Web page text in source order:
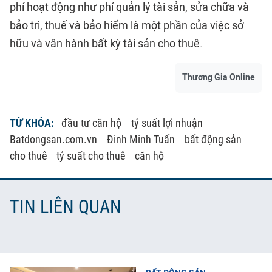
phí hoạt động như phí quản lý tài sản, sửa chữa và
bảo trì, thuế và bảo hiểm là một phần của việc sở
hữu và vận hành bất kỳ tài sản cho thuê.
Thương Gia Online
TỪ KHÓA: đầu tư căn hộ
tỷ suất lợi nhuận
Batdongsan.com.vn
Đinh Minh Tuấn
bất động sản
cho thuê
tỷ suất cho thuê căn hộ
TIN LIÊN QUAN